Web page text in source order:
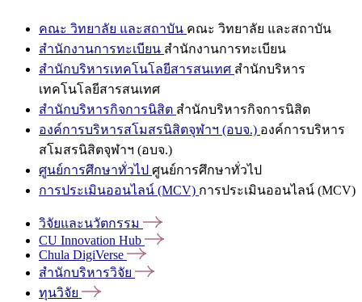
คณะ วิทยาลัย และสถาบัน คณะ วิทยาลัย และสถาบัน
สำนักงานการทะเบียน สำนักงานการทะเบียน
สำนักบริหารเทคโนโลยีสารสนเทศ สำนักบริหาร
เทคโนโลยีสารสนเทศ
สำนักบริหารกิจการนิสิต สำนักบริหารกิจการนิสิต
องค์การบริหารสโมสรนิสิตจุฬาฯ (อบจ.) องค์การบริหาร
สโมสรนิสิตจุฬาฯ (อบจ.)
ศูนย์การศึกษาทั่วไป ศูนย์การศึกษาทั่วไป
การประเมินออนไลน์ (MCV) การประเมินออนไลน์ (MCV)
วิจัยและนวัตกรรม
CU Innovation Hub
Chula DigiVerse
สำนักบริหารวิจัย
ทุนวิจัย